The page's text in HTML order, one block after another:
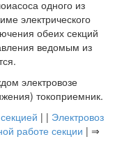
одного из
электрического
обеих секций
ведомым из
электровозе
токоприемник.
| | Электровоз
работе секции | ⇒